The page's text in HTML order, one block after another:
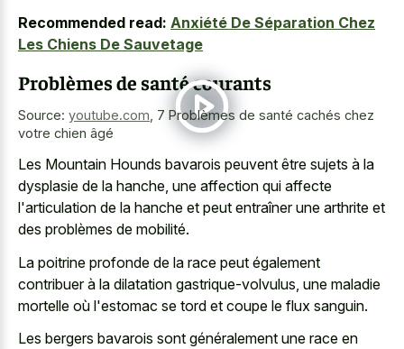
Recommended read: Anxiété De Séparation Chez
Les Chiens De Sauvetage
Problèmes de santé courants
Source: youtube.com 7 Problèmes de santé cachés chez
votre chien âgé
Les Mountain Hounds bavarois peuvent être sujets à la
dysplasie de la hanche, une affection qui affecte
l'articulation de la hanche et peut entraîner une arthrite et
des problèmes de mobilité.
La poitrine profonde de la race peut également
contribuer à la dilatation gastrique-volvulus, une maladie
mortelle où l'estomac se tord et coupe le flux sanguin.
Les bergers bavarois sont généralement une race en